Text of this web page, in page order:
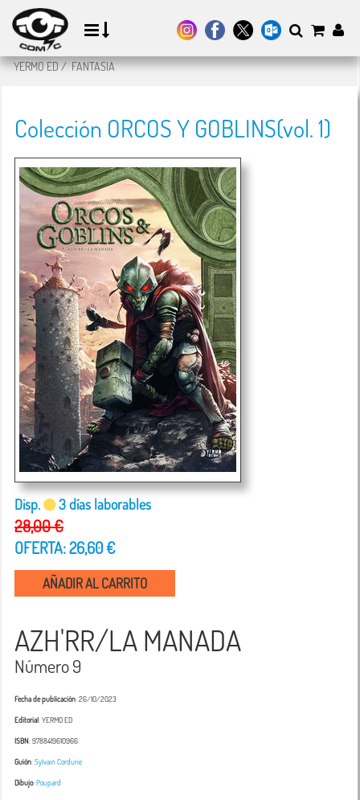
YERMO ED/FANTASIA
Colección ORCOS Y GOBLINS(vol. 1)
Disp. 3 días laborables
28,00 €
OFERTA: 26,60 €
AÑADIR AL CARRITO
AZH'RR/LA MANADA
Número 9
Fecha de publicación: 26/10/2023
Editorial: YERMO ED
ISBN: 9788419610966
Guión:Sylvain Cordurie
Dibujo:Poupard